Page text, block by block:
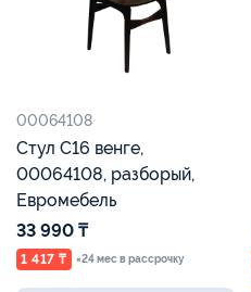
00064108
Стул С16 венге,
00064108, разборый,
Евромебель
33 990 ₸
1 417 ₸ ×24 мес в рассрочку